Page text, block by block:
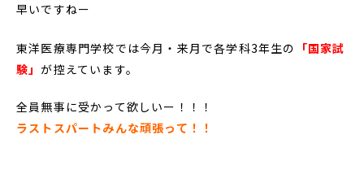
早いですねー
東洋医療専門学校では今月・来月で各学科3年生の 「国家試
験」が控えています。
全員無事に受かって欲しいー！！！
ラストスパートみんな頑張って！！